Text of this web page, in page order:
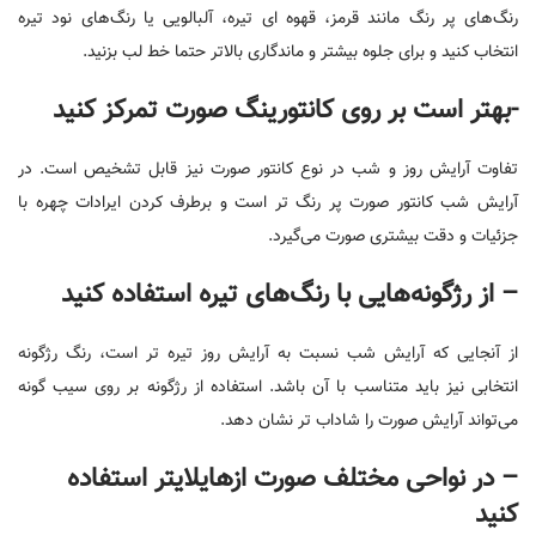
رنگ‌های پر رنگ مانند قرمز، قهوه ای تیره، آلبالویی یا رنگ‌های نود تیره
انتخاب کنید و برای جلوه بیشتر و ماندگاری بالاتر حتما خط لب بزنید.
-بهتر است بر روی کانتورینگ صورت تمرکز کنید
تفاوت آرایش روز و شب در نوع کانتور صورت نیز قابل تشخیص است. در
آرایش شب کانتور صورت پر رنگ تر است و برطرف کردن ایرادات چهره با
جزئیات و دقت بیشتری صورت می‌گیرد.
– از رژگونه‌هایی با رنگ‌های تیره استفاده کنید
از آنجایی که آرایش شب نسبت به آرایش روز تیره تر است، رنگ رژگونه
انتخابی نیز باید متناسب با آن باشد. استفاده از رژگونه بر روی سیب گونه
می‌تواند آرایش صورت را شاداب تر نشان دهد.
– در نواحی مختلف صورت از‌هایلایتر استفاده
کنید